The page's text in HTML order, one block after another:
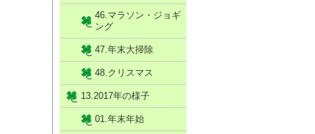
46.マラソン・ジョギ
ング
47.年末大掃除
48.クリスマス
13.2017年の様子
01.年末年始